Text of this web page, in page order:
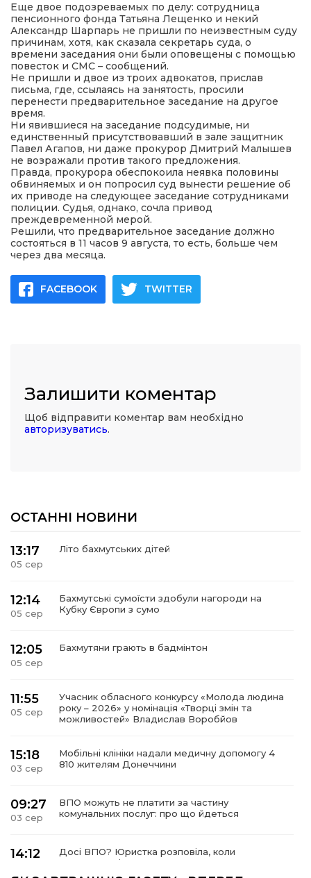
Еще двое подозреваемых по делу: сотрудница
пенсионного фонда Татьяна Лещенко и некий
Александр Шарпарь не пришли по неизвестным суду
причинам, хотя, как сказала секретарь суда, о
времени заседания они были оповещены с помощью
повесток и СМС – сообщений.
Не пришли и двое из троих адвокатов, прислав
письма, где, ссылаясь на занятость, просили
перенести предварительное заседание на другое
время.
Ни явившиеся на заседание подсудимые, ни
единственный присутствовавший в зале защитник
Павел Агапов, ни даже прокурор Дмитрий Малышев
не возражали против такого предложения.
Правда, прокурора обеспокоила неявка половины
обвиняемых и он попросил суд вынести решение об
их приводе на следующее заседание сотрудниками
полиции. Судья, однако, сочла привод
преждевременной мерой.
Решили, что предварительное заседание должно
состояться в 11 часов 9 августа, то есть, больше чем
через два месяца.
FACEBOOK TWITTER
Залишити коментар
Щоб відправити коментар вам необхідно
авторизуватись.
ОСТАННІ НОВИНИ
13:17
05 сер
Літо бахмутських дітей
12:14
05 сер
Бахмутські сумоїсти здобули нагороди на
Кубку Європи з сумо
12:05
05 сер
Бахмутяни грають в бадмінтон
11:55
05 сер
Учасник обласного конкурсу «Молода людина
року – 2026» у номінація «Творці змін та
можливостей» Владислав Воробйов
15:18
03 сер
Мобільні клініки надали медичну допомогу 4
810 жителям Донеччини
09:27
03 сер
ВПО можуть не платити за частину
комунальних послуг: про що йдеться
14:12
Досі ВПО? Юристка розповіла, коли
переселенці втрачають виплати та статус